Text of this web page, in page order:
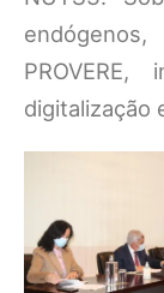
digitalização